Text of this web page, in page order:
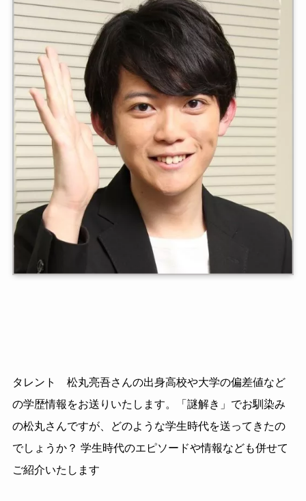
タレント 松丸亮吾さんの出身高校や大学の偏差値など
の学歴情報をお送りいたします。「謎解き」でお馴染み
の松丸さんですが、どのような学生時代を送ってきたの
でしょうか？ 学生時代のエピソードや情報なども併せて
ご紹介いたします